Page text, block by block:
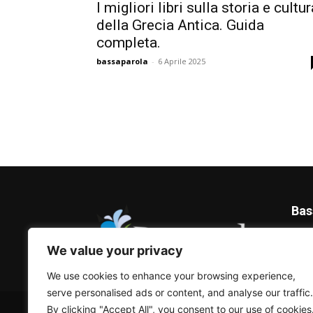
We value your privacy
We use cookies to enhance your browsing experience,
serve personalised ads or content, and analyse our traffic.
By clicking "Accept All", you consent to our use of cookies.
I migliori libri sulla storia e
della Grecia Antica. Guida
completa.
bassaparola - 6 Aprile 2025
© Bassaparola.it 2015-2025